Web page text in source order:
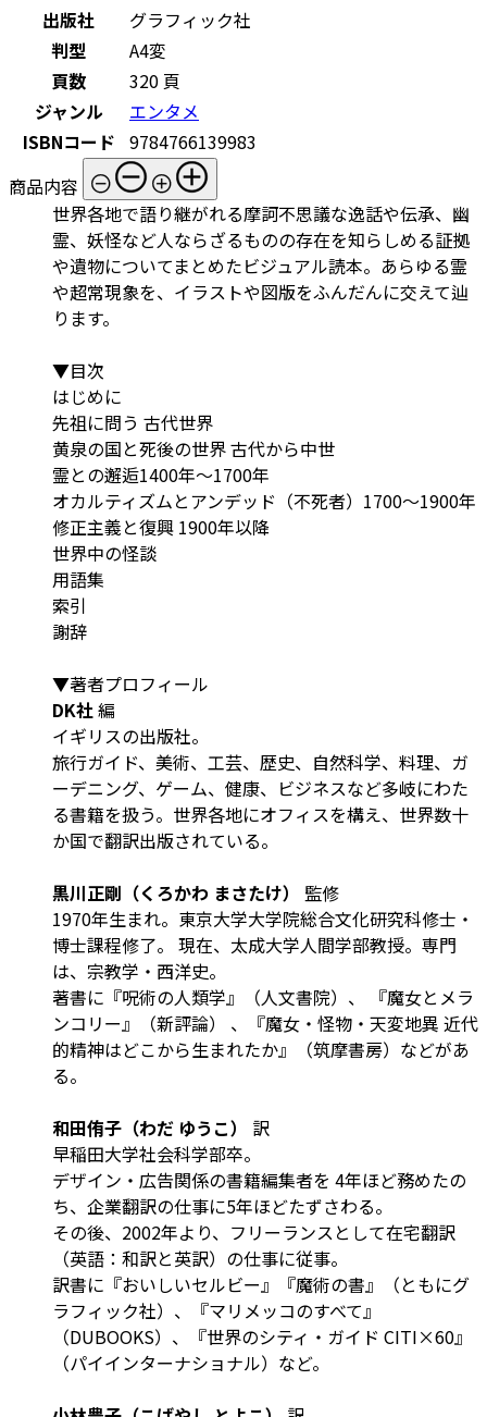
出版社
グラフィック社
判型
A4変
頁数
320 頁
ジャンル
エンタメ
ISBNコード 9784766139983
商品内容
世界各地で語り継がれる摩訶不思議な逸話や伝承、幽
霊、妖怪など人ならざるものの存在を知らしめる証拠
や遺物についてまとめたビジュアル読本。あらゆる霊
や超常現象を、イラストや図版をふんだんに交えて辿
ります。
▼目次
はじめに
先祖に問う 古代世界
黄泉の国と死後の世界 古代から中世
霊との邂逅1400年～1700年
オカルティズムとアンデッド（不死者）1700～1900年
修正主義と復興 1900年以降
世界中の怪談
用語集
索引
謝辞
▼著者プロフィール
DK社 編
イギリスの出版社。
旅行ガイド、美術、工芸、歴史、自然科学、料理、ガ
ーデニング、ゲーム、健康、ビジネスなど多岐にわた
る書籍を扱う。世界各地にオフィスを構え、世界数十
か国で翻訳出版されている。
黒川正剛（くろかわ まさたけ）
監修
1970年生まれ。東京大学大学院総合文化研究科修士・
博士課程修了。 現在、太成大学人間学部教授。専門
は、宗教学・西洋史。
著書に『呪術の人類学』（人文書院）、 『魔女とメラ
ンコリー』（新評論） 、『魔女・怪物・天変地異 近代
的精神はどこから生まれたか』（筑摩書房）などがあ
る。
和田侑子（わだ ゆうこ）
訳
早稲田大学社会科学部卒。
デザイン・広告関係の書籍編集者を 4年ほど務めたの
ち、企業翻訳の仕事に5年ほどたずさわる。
その後、2002年より、フリーランスとして在宅翻訳
（英語：和訳と英訳）の仕事に従事。
訳書に『おいしいセルビー』『魔術の書』（ともにグ
ラフィック社）、『マリメッコのすべて』
（DUBOOKS）、『世界のシティ・ガイド CITI×60』
（パイインターナショナル）など。